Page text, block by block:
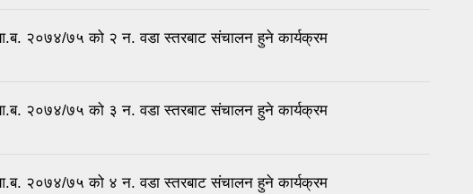
आ.ब. २०७४/७५ को २ न. वडा स्तरबाट संचालन हुने कार्यक्रम
आ.ब. २०७४/७५ को ३ न. वडा स्तरबाट संचालन हुने कार्यक्रम
आ.ब. २०७४/७५ को ४ न. वडा स्तरबाट संचालन हुने कार्यक्रम